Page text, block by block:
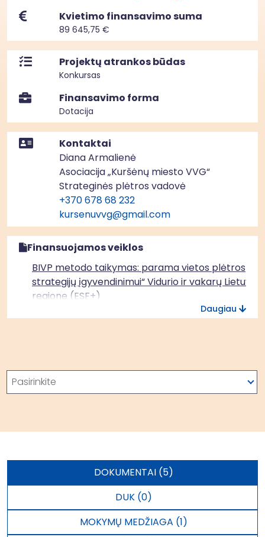
Kvietimo finansavimo suma
89 645,75 €
Projektų atrankos būdas
Konkursas
Finansavimo forma
Dotacija
Kontaktai
Diana Armalienė
Asociacija „Kuršėnų miesto VVG“
Strateginės plėtros vadovė
+370 678 68 232
kursenuvvg@gmail.com
Finansuojamos veiklos
BIVP metodo taikymas: parama vietos plėtros
strategijų įgyvendinimui“ Vidurio ir vakarų Lietuvos
regione (ESF+)
Daugiau
Paieška
Pasirinkite
DOKUMENTAI (5)
DUK (0)
MOKYMŲ MEDŽIAGA (1)